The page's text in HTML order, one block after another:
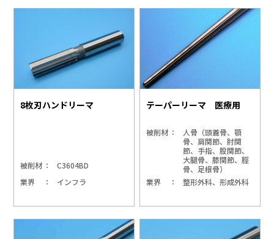
8枚刃ハンドリーマ
被削材
C3604BD
業界
インフラ
テーパーリーマ 医療用
被削材
人骨（頭蓋骨、顎
骨、肩関節、肘関
節、手指、股関節、
大腿骨、膝関節、脛
骨、足根骨）
業界
整形外科、形成外科